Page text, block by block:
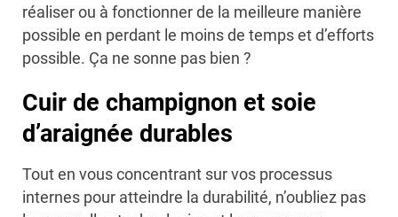
réaliser ou à fonctionner de la meilleure manière
possible en perdant le moins de temps et d’efforts
possible. Ça ne sonne pas bien ?
Cuir de champignon et soie
d’araignée durables
Tout en vous concentrant sur vos processus
internes pour atteindre la durabilité, n’oubliez pas